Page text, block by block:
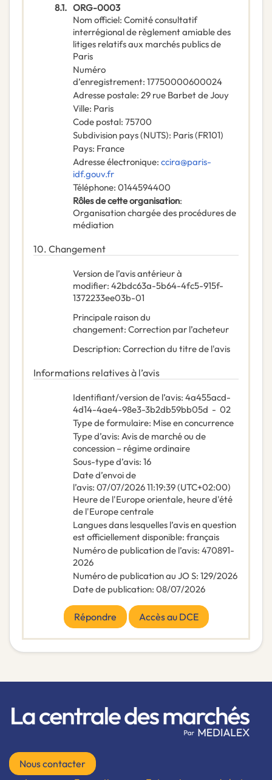
8.1. ORG-0003
Nom officiel: Comité consultatif
interrégional de règlement amiable des
litiges relatifs aux marchés publics de
Paris
Numéro
d’enregistrement: 17750000600024
Adresse postale: 29 rue Barbet de Jouy
Ville: Paris
Code postal: 75700
Subdivision pays (NUTS): Paris(FR101)
Pays: France
Adresse électronique: ccira@paris-
idf.gouv.fr
Téléphone: 0144594400
Rôles de cette organisation:
Organisation chargée des procédures de
médiation
10. Changement
Version de l’avis antérieur à
modifier: 42bdc63a-5b64-4fc5-915f-
1372233ee03b-01
Principale raison du
changement: Correction par l’acheteur
Description: Correction du titre de l'avis
Informations relatives à l’avis
Identifiant/version de l’avis: 4a455acd-
4d14-4ae4-98e3-3b2db59bb05d - 02
Type de formulaire: Mise en concurrence
Type d’avis: Avis de marché ou de
concession – régime ordinaire
Sous-type d’avis: 16
Date d’envoi de
l’avis: 07/07/202611:19:39 (UTC+02:00)
Heure de l'Europe orientale, heure d'été
de l'Europe centrale
Langues dans lesquelles l’avis en question
est officiellement disponible: français
Numéro de publication de l’avis: 470891-
2026
Numéro de publication au JO S: 129/2026
Date de publication: 08/07/2026
Répondre Accès au DCE
Nous contacter